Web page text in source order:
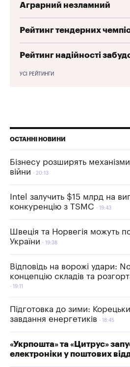
Аграрний незламний
Рейтинг тендерних
Рейтинг надійності
УСІ РЕЙТИНГИ
ОСТАННІ НОВИНИ
Бізнесу розширять
війни
20:13
Intel залучить $15 млрд на
конкуренцію з TSMC
19:43
Швеція та Норвегія можуть
України
19:38
Відповідь на ворожі удари:
концепцію складів та
19:11
Підготовка до зими:
завдання енергетиків
18:45
«Укрпошта» та «Цитрус»
електроніки у поштових